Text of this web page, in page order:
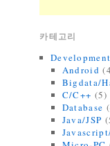
카테고리
Development
Android
Bigdata/
C/C++ (5)
Database
Java/JSP